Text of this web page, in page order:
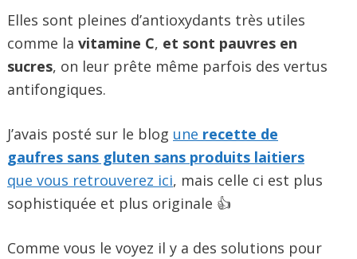
Elles sont pleines d’antioxydants très utiles
comme la vitamine C, et sont pauvres en
sucres, on leur prête même parfois des vertus
antifongiques.
J’avais posté sur le blog une recette de
gaufres sans gluten sans produits laitiers
que vous retrouverez ici, mais celle ci est plus
sophistiquée et plus originale 👍
Comme vous le voyez il y a des solutions pour